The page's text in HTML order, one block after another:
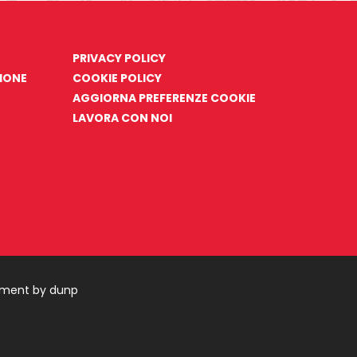
PRIVACY POLICY
COOKIE POLICY
AGGIORNA PREFERENZE COOKIE
LAVORA CON NOI
by dunp